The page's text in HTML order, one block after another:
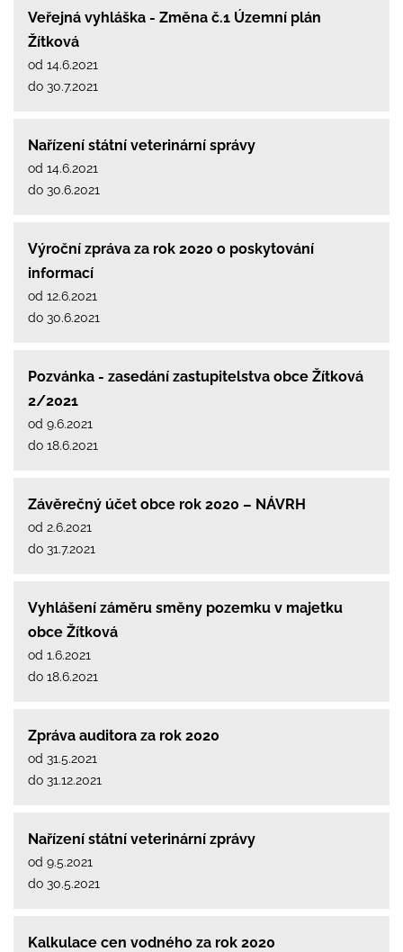
Veřejná vyhláška - Změna č.1 Územní plán
Žítková
od 14.6.2021
do 30.7.2021
Nařízení státní veterinární správy
od 14.6.2021
do 30.6.2021
Výroční zpráva za rok 2020 o poskytování
informací
od 12.6.2021
do 30.6.2021
Pozvánka - zasedání zastupitelstva obce Žítková
2/2021
od 9.6.2021
do 18.6.2021
Závěrečný účet obce rok 2020 – NÁVRH
od 2.6.2021
do 31.7.2021
Vyhlášení záměru směny pozemku v majetku
obce Žítková
od 1.6.2021
do 18.6.2021
Zpráva auditora za rok 2020
od 31.5.2021
do 31.12.2021
Nařízení státní veterinární zprávy
od 9.5.2021
do 30.5.2021
Kalkulace cen vodného za rok 2020